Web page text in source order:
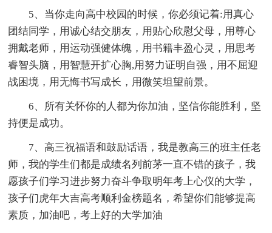
5、当你走向高中校园的时候，你必须记着:用真心
团结同学，用诚心结交朋友，用贴心欣慰父母，用尊心
拥戴老师，用运动强健体魄，用书籍丰盈心灵，用思考
睿智头脑，用智慧开扩心胸,用努力证明自强，用不屈迎
战困境，用无悔书写成长，用微笑坦望前景。
6、所有关怀你的人都为你加油，坚信你能胜利，坚
持便是成功。
7、高三祝福语和鼓励话语，我是教高三的班主任老
师，我的学生们都是成绩名列前茅一直不错的孩子，我
愿孩子们学习进步努力奋斗争取明年考上心仪的大学，
孩子们虎年大吉高考顺利金榜题名，希望你们能够提高
素质，加油吧，考上好的大学加油